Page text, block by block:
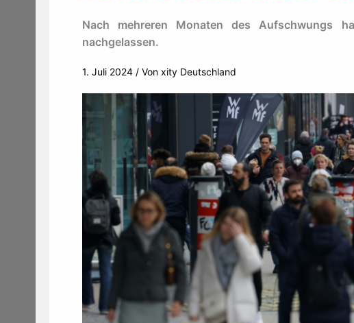
Nach mehreren Monaten des Aufschwungs
nachgelassen.
1. Juli 2024 / Von xity Deutschland